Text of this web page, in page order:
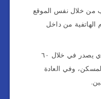
من خلال نفس الموقع
الهاتفية من داخل
وبعد الموافقة على الطلب والذي يصدر في خلال ٦٠
وفي العادة